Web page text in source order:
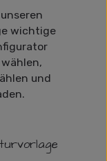
wichtige
und